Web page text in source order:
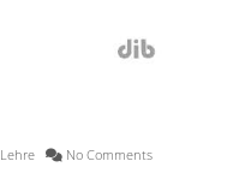
Lehre No Comments